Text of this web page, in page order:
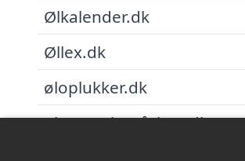
Ølkalender.dk
Øllex.dk
øloplukker.dk
ølsmagning-århus.dk